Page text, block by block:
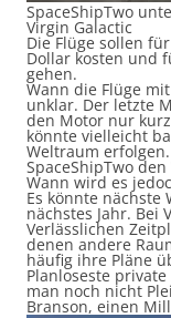
SpaceShipTwo
Virgin Galactic
Die Flüge sollen
Dollar kosten und
gehen.
Wann die Flüge
unklar. Der letzte
den Motor nur
könnte vielleicht
Weltraum
SpaceShipTwo
Wann wird es
Es könnte nächste
nächstes Jahr. Bei
Verlässlichen
denen andere
häufig ihre Pläne
Planloseste
man noch nicht
Branson, einen